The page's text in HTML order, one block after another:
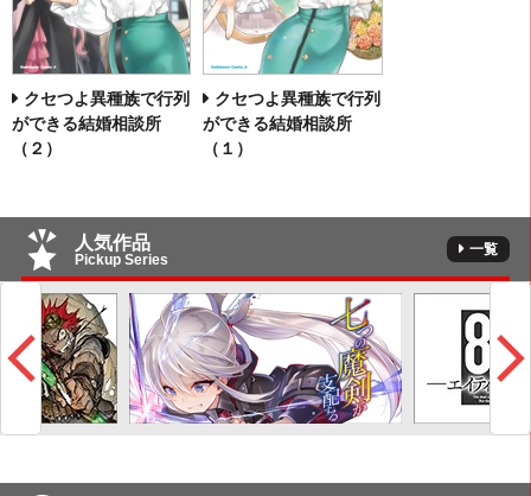
クセつよ異種族で行列
ができる結婚相談所
（２）
クセつよ異種族で行列
ができる結婚相談所
（１）
人気作品
Pickup Series
一覧